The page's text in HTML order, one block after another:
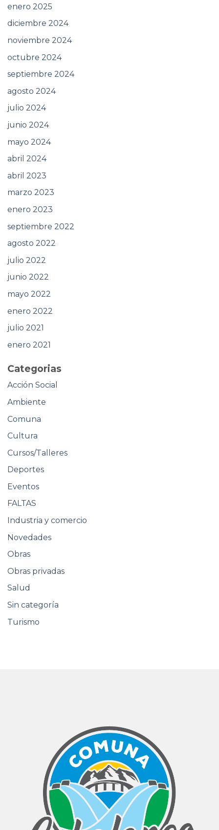
enero 2025
diciembre 2024
noviembre 2024
octubre 2024
septiembre 2024
agosto 2024
julio 2024
junio 2024
mayo 2024
abril 2024
abril 2023
marzo 2023
enero 2023
septiembre 2022
agosto 2022
julio 2022
junio 2022
mayo 2022
enero 2022
julio 2021
enero 2021
Categorias
Acción Social
Ambiente
Comuna
Cultura
Cursos/Talleres
Deportes
Eventos
FALTAS
Industria y comercio
Novedades
Obras
Obras privadas
Salud
Sin categoría
Turismo